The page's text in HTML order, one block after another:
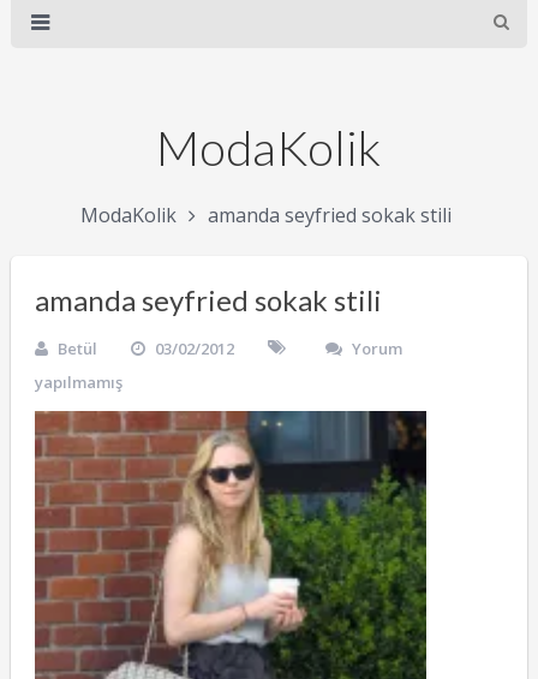
ModaKolik
ModaKolik amanda seyfried sokak stili
amanda seyfried sokak stili
Betül 03/02/2012
Yorum
yapılmamış